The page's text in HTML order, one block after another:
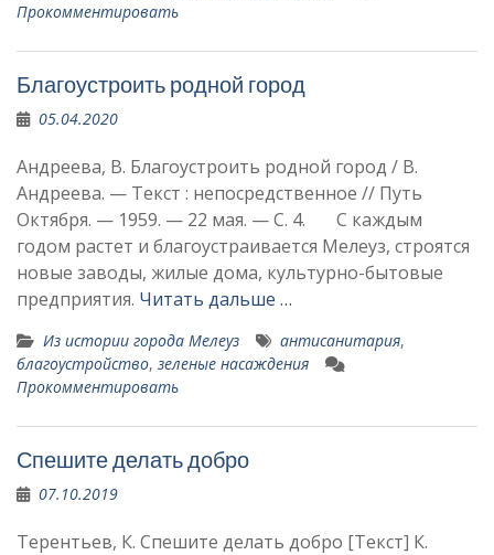
Прокомментировать
Благоустроить родной город
05.04.2020
Андреева, В. Благоустроить родной город / В.
Андреева. — Текст : непосредственное // Путь
Октября. — 1959. — 22 мая. — С. 4. С каждым
годом растет и благоустраивается Мелеуз, строятся
новые заводы, жилые дома, культурно-бытовые
пред­приятия. Читать дальше …
Из истории города Мелеуз антисанитария,
благоустройство, зеленые насаждения
Прокомментировать
Спешите делать добро
07.10.2019
Терентьев, К. Спешите делать добро [Текст] К.